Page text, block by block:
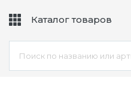
Каталог товаров
Цепи